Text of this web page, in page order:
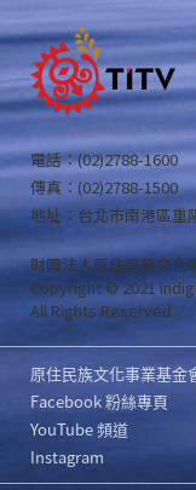
電話：(02)2788-1600
傳真：(02)2788-1500
地址：台北市南港區重
財團法人原住民族文化
Copyright © 2021
All Rights Reserved .
原住民族文化事業基金
Facebook 粉絲專頁
YouTube 頻道
Instagram